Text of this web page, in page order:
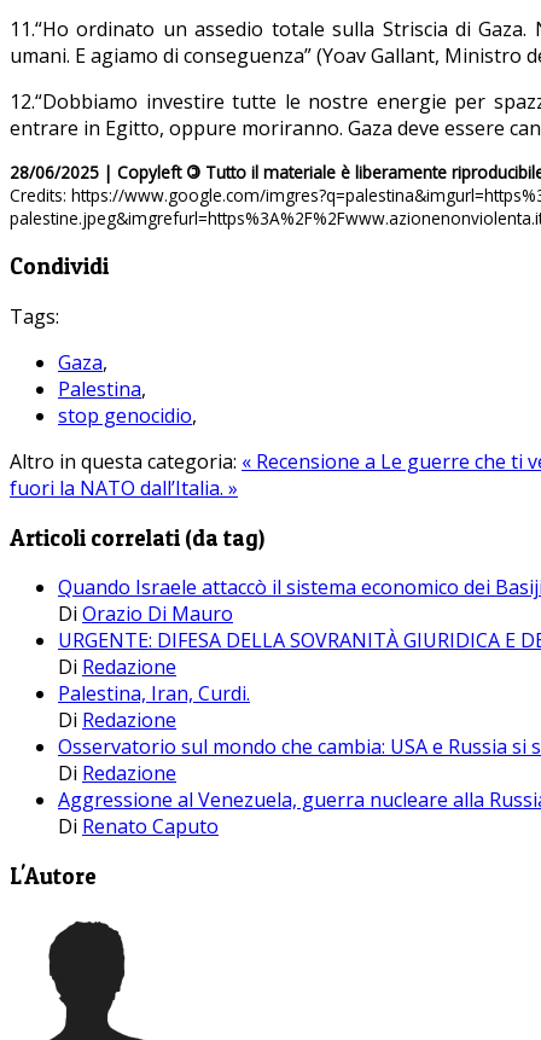
11.“Ho ordinato un assedio totale sulla Striscia di
umani. E agiamo di conseguenza” (Yoav Gallant, Ministro
12.“Dobbiamo investire tutte le nostre energie per
entrare in Egitto, oppure moriranno. Gaza deve essere
28/06/2025 | Copyleft © Tutto il materiale è liberamente
Credits: https://www.google.com/
Condividi
Tags:
Gaza,
Palestina,
stop genocidio,
Altro in questa categoria: « Recensione a Le guerre che ti
fuori la NATO dall’Italia. »
Articoli correlati (da tag)
Quando Israele attaccò il sistema economico dei
Di Orazio Di Mauro
URGENTE: DIFESA DELLA SOVRANITÀ GIURIDICA E
Di Redazione
Palestina, Iran, Curdi.
Di Redazione
Osservatorio sul mondo che cambia: USA e Russia si
Di Redazione
Aggressione al Venezuela, guerra nucleare alla
Di Renato Caputo
L'Autore